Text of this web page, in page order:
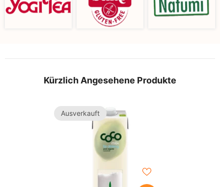
Kürzlich Angesehene Produkte
Ausverkauft